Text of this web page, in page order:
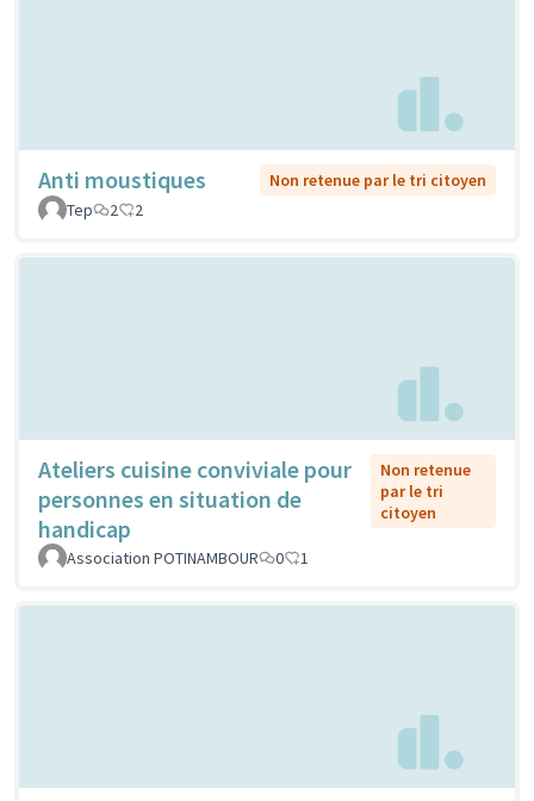
Anti moustiques
Non retenue par le tri citoyen
Tep
2 2
Ateliers cuisine conviviale pour
personnes en situation de
handicap
Non retenue
par le tri
citoyen
Association POTINAMBOUR 0 1